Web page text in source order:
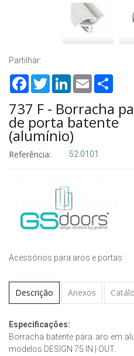
Partilhar:
FacebookTwitterLinkedInEmail
737 F - Borracha
de porta batente
(alumínio)
Referência: 52.0101
Acessórios para aros e portas
Descrição Anexos
Especificações:
Borracha batente para aro em
modelos DESIGN 75 IN | OUT.